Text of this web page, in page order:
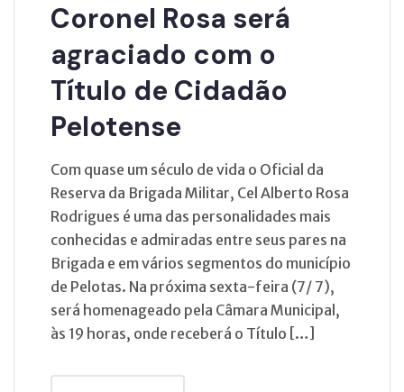
Coronel Rosa será
agraciado com o
Título de Cidadão
Pelotense
Com quase um século de vida o Oficial da
Reserva da Brigada Militar, Cel Alberto Rosa
Rodrigues é uma das personalidades mais
conhecidas e admiradas entre seus pares na
Brigada e em vários segmentos do município
de Pelotas. Na próxima sexta-feira (7/ 7),
será homenageado pela Câmara Municipal,
às 19 horas, onde receberá o Título […]